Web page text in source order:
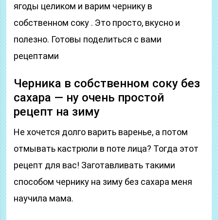
ягоды целиком и варим чернику в
собственном соку . Это просто, вкусно и
полезно. Готовы поделиться с вами
рецептами
Черника в собственном соку без
сахара — ну очень простой
рецепт на зиму
Не хочется долго варить варенье, а потом
отмывать кастрюли в поте лица? Тогда этот
рецепт для вас! Заготавливать такими
способом чернику на зиму без сахара меня
научила мама.